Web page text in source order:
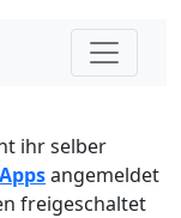
ihr selber
angemeldet
freigeschaltet